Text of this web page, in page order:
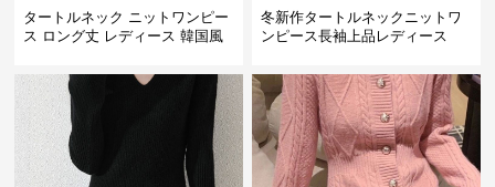
タートルネック ニットワンピー
ス ロング丈 レディース 韓国風
冬新作タートルネックニットワ
ンピース長袖上品レディース